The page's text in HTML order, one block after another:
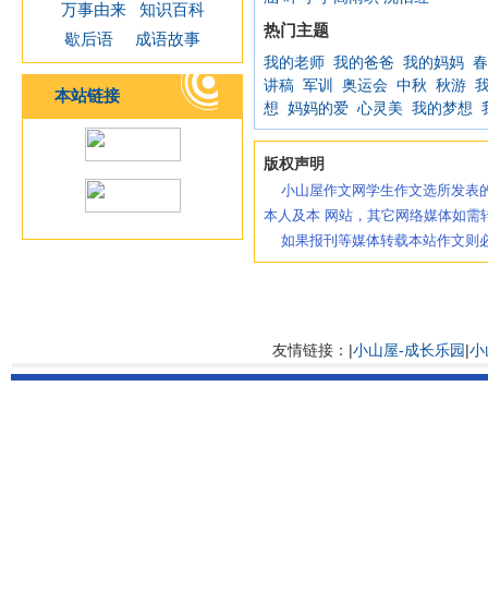
万事由来
知识百科
歇后语
成语故事
本站链接
热门主题
我的老师 我的爸爸 我的妈妈
讲稿 军训 奥运会 中秋 秋游
想 妈妈的爱 心灵美 我的梦想
版权声明
小山屋作文网学生作文选所发表
本人及本 网站，其它网络媒体如需
如果报刊等媒体转载本站作文则
友情链接：|小山屋-成长乐园|小